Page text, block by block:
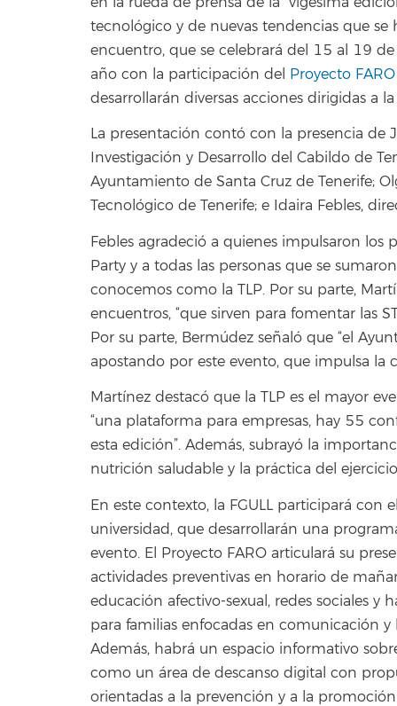
tecnológico y de nuevas tendencias que se
encuentro, que se celebrará del 15 al 19
año con la participación del Proyecto FARO
desarrollarán diversas acciones dirigidas a
La presentación contó con la presencia de
Investigación y Desarrollo del Cabildo de
Ayuntamiento de Santa Cruz de Tenerife;
Tecnológico de Tenerife; e Idaira Febles,
Febles agradeció a quienes impulsaron los
Party y a todas las personas que se
conocemos como la TLP. Por su parte,
encuentros, “que sirven para fomentar las
Por su parte, Bermúdez señaló que “el
apostando por este evento, que impulsa
Martínez destacó que la TLP es el mayor
“una plataforma para empresas, hay 55
esta edición”. Además, subrayó la
nutrición saludable y la práctica del
En este contexto, la FGULL participará con
universidad, que desarrollarán una
evento. El Proyecto FARO articulará su
actividades preventivas en horario de
educación afectivo-sexual, redes sociales y
para familias enfocadas en comunicación
Además, habrá un espacio informativo
como un área de descanso digital con
orientadas a la prevención y a la